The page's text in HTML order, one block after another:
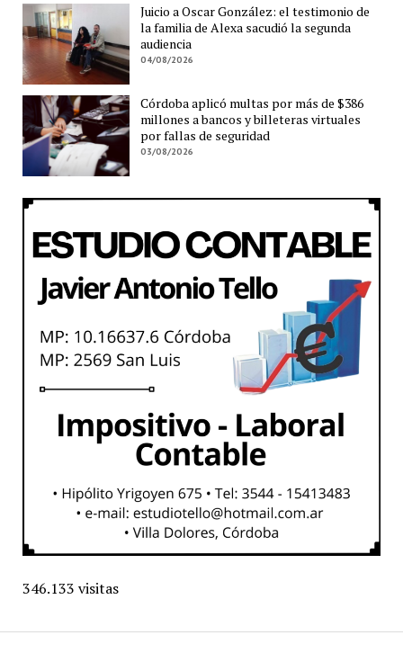
Juicio a Oscar González: el testimonio de
la familia de Alexa sacudió la segunda
audiencia
04/08/2026
Córdoba aplicó multas por más de $386
millones a bancos y billeteras virtuales
por fallas de seguridad
03/08/2026
346.133 visitas